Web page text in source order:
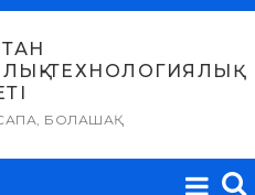
ТЕХНОЛОГИЯЛЫҚ
БОЛАШАҚ